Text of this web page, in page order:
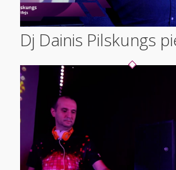
Dj Dainis Pilskungs